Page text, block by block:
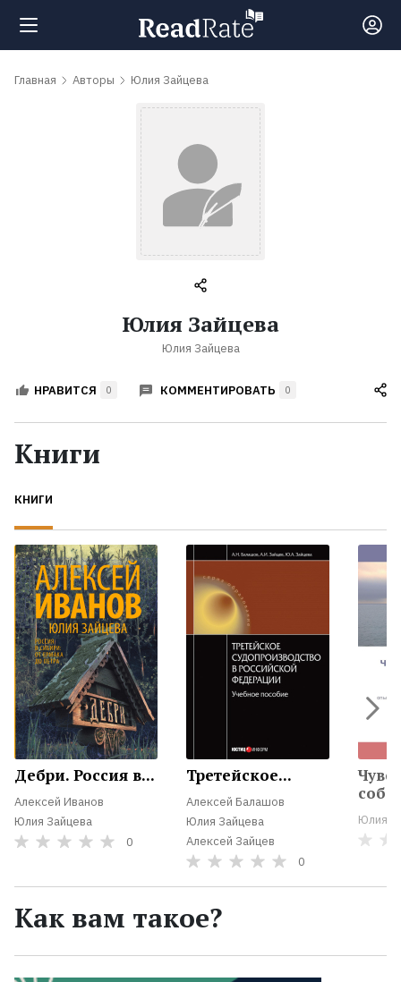
Поиск
обсуждаемые
Авторы
Жанры
Экранизации
Коллекции
Главная Авторы Юлия Зайцева
Юлия Зайцева
Юлия Зайцева
НРАВИТСЯ 0 КОММЕНТИРОВАТЬ 0
Книги
КНИГИ
Дебри. Россия в...
Алексей Иванов
Юлия Зайцева
0
Третейское...
Алексей Балашов
Юлия Зайцева
Алексей Зайцев
0
Юлия
Как вам такое?